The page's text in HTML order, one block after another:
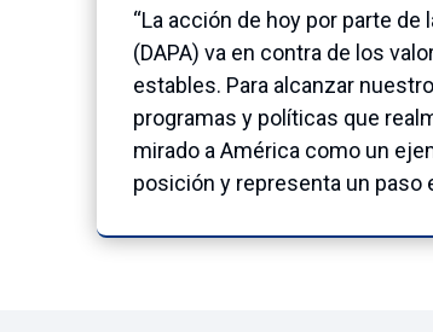
“La acción de hoy por parte
(DAPA) va en contra de los
estables. Para alcanzar
programas y políticas que
mirado a América como un
posición y representa un paso